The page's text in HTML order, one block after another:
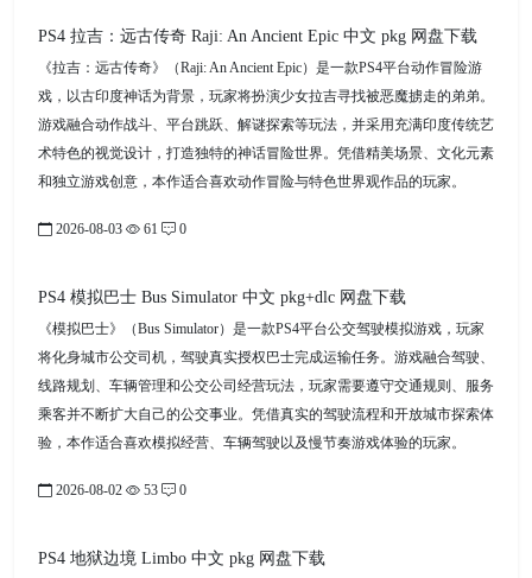
PS4 拉吉：远古传奇 Raji: An Ancient Epic 中文 pkg 网盘下载
《拉吉：远古传奇》（Raji: An Ancient Epic）是一款PS4平台动作冒险游
戏，以古印度神话为背景，玩家将扮演少女拉吉寻找被恶魔掳走的弟弟。
游戏融合动作战斗、平台跳跃、解谜探索等玩法，并采用充满印度传统艺
术特色的视觉设计，打造独特的神话冒险世界。凭借精美场景、文化元素
和独立游戏创意，本作适合喜欢动作冒险与特色世界观作品的玩家。
2026-08-03 61 0
PS4 模拟巴士 Bus Simulator 中文 pkg+dlc 网盘下载
《模拟巴士》（Bus Simulator）是一款PS4平台公交驾驶模拟游戏，玩家
将化身城市公交司机，驾驶真实授权巴士完成运输任务。游戏融合驾驶、
线路规划、车辆管理和公交公司经营玩法，玩家需要遵守交通规则、服务
乘客并不断扩大自己的公交事业。凭借真实的驾驶流程和开放城市探索体
验，本作适合喜欢模拟经营、车辆驾驶以及慢节奏游戏体验的玩家。
2026-08-02 53 0
PS4 地狱边境 Limbo 中文 pkg 网盘下载